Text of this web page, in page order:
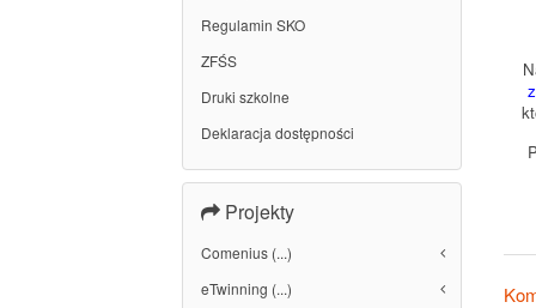
Regulamin SKO
ZFŚS
Druki szkolne
Deklaracja dostępności
Projekty
Comenius (...)
eTwinning (...)